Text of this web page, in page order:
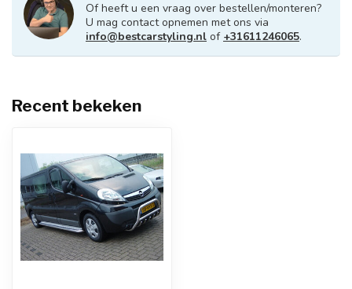
Of heeft u een vraag over bestellen/monteren?
U mag contact opnemen met ons via
info@bestcarstyling.nl of +31611246065.
Recent bekeken